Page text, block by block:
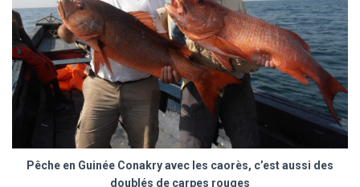
Pêche en Guinée Conakry avec les caorès, c’est aussi des
doublés de carpes rouges